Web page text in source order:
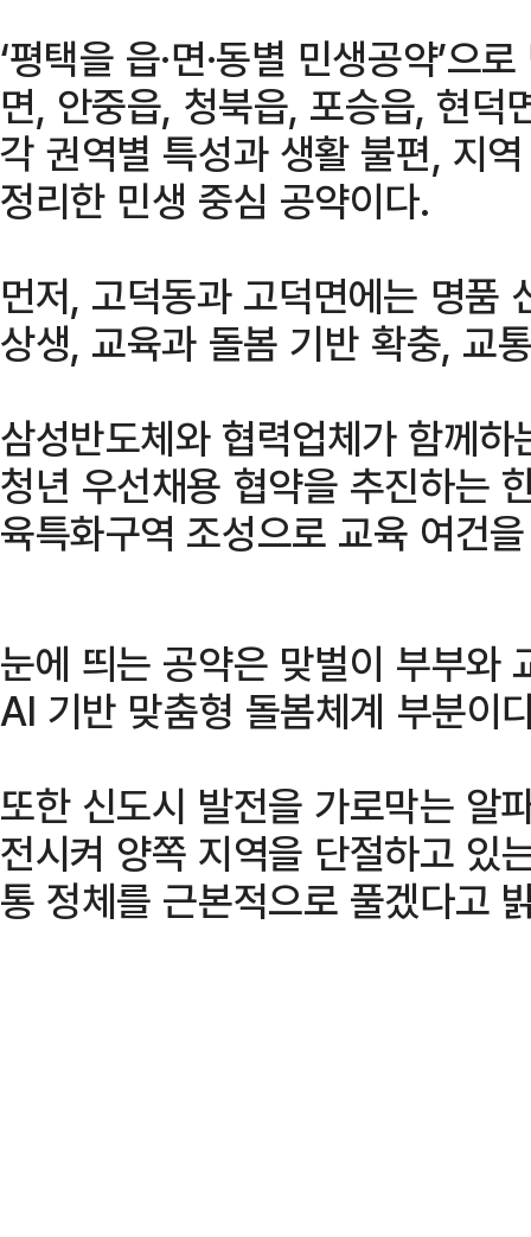
‘평택을 읍·면·동별 민생공약’으
면, 안중읍, 청북읍, 포승읍, 현덕
각 권역별 특성과 생활 불편, 지
정리한 민생 중심 공약이다.
먼저, 고덕동과 고덕면에는 명품
상생, 교육과 돌봄 기반 확충, 교
삼성반도체와 협력업체가 함께
청년 우선채용 협약을 추진하는
육특화구역 조성으로 교육 여건
눈에 띄는 공약은 맞벌이 부부와
AI 기반 맞춤형 돌봄체계 부분이
또한 신도시 발전을 가로막는 알
전시켜 양쪽 지역을 단절하고 있
통 정체를 근본적으로 풀겠다고